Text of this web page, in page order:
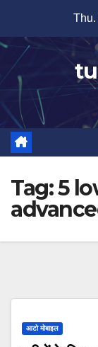
content
Thu.
Tag:5
आटो मोबाइल